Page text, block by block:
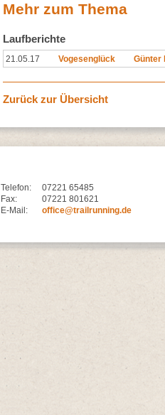
Mehr zum Thema
Laufberichte
21.05.17 Vogesenglück Günter
Zurück zur Übersicht
Telefon:
07221 65485
Fax:
07221 801621
E-Mail:
office@trailrunning.de